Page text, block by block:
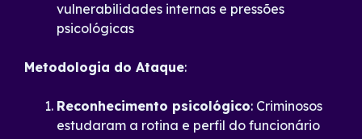
vulnerabilidades internas e pressões
psicológicas
Metodologia do Ataque:
Reconhecimento psicológico: Criminosos
estudaram a rotina e perfil do funcionário